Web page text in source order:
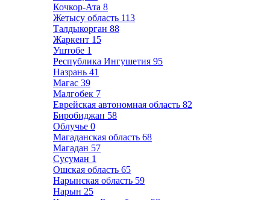
Кочкор-Ата 8
Жетысу область 113
Талдыкорган 88
Жаркент 15
Уштобе 1
Республика Ингушетия 95
Назрань 41
Магас 39
Малгобек 7
Еврейская автономная область 82
Биробиджан 58
Облучье 0
Магаданская область 68
Магадан 57
Сусуман 1
Ошская область 65
Нарынская область 59
Нарын 25